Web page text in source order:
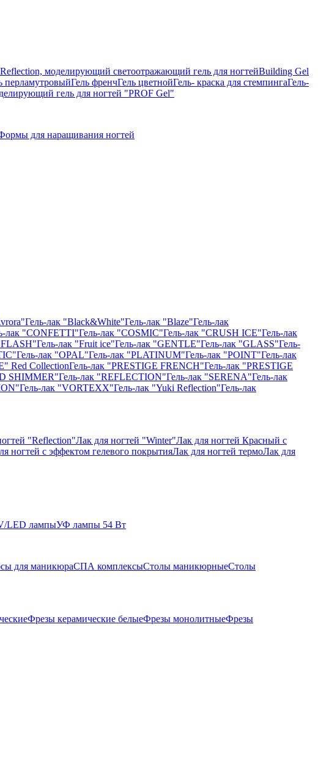
моделирующий светоотражающий гель для ногтейBuilding Gel
перламутровыйГель френчГель цветнойГель- краска для стемпингаГель-
гель для ногтей "PROF Gel"
для наращивания ногтей
Гель-лак "Black&White"Гель-лак "Blaze"Гель-лак
лак "CONFETTI"Гель-лак "COSMIC"Гель-лак "CRUSH ICE"Гель-лак
Гель-лак "Fruit ice"Гель-лак "GENTLE"Гель-лак "GLASS"Гель-
Гель-лак "OPAL"Гель-лак "PLATINUM"Гель-лак "POINT"Гель-лак
Red CollectionГель-лак "PRESTIGE FRENCH"Гель-лак "PRESTIGE
SHIMMER"Гель-лак "REFLECTION"Гель-лак "SERENA"Гель-лак
Гель-лак "VORTEXX"Гель-лак "Yuki Reflection"Гель-лак
"Reflection"Лак для ногтей "Winter"Лак для ногтей Красный с
ногтей с эффектом гелевого покрытияЛак для ногтей термоЛак для
LED лампыУФ лампы 54 Вт
для маникюраСПА комплексыСтолы маникюрныеСтолы
Фрезы керамические белыеФрезы монолитныеФрезы